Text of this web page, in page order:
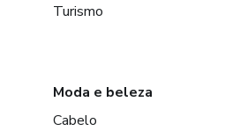
Turismo
Moda e beleza
Cabelo